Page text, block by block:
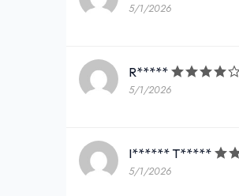
5/1/2026
R*****
5/1/2026
I****** T*****
5/1/2026